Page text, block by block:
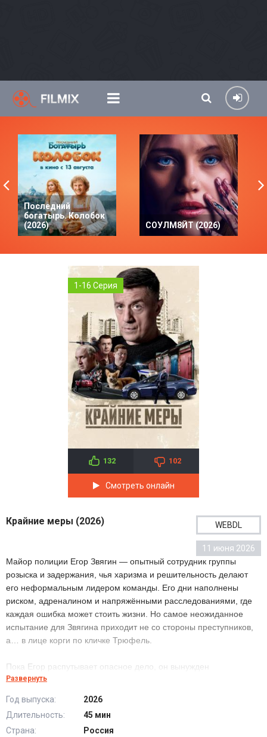
Последний
богатырь. Колобок
(2026)
СОУЛМ8ЙТ (2026)
1-16 Серия
132 102
Смотреть онлайн
Крайние меры (2026) WEBDL
11 июня 2026
Майор полиции Егор Звягин — опытный сотрудник группы
розыска и задержания, чья харизма и решительность делают
его неформальным лидером команды. Его дни наполнены
риском, адреналином и напряжёнными расследованиями, где
каждая ошибка может стоить жизни. Но самое неожиданное
испытание для Звягина приходит не со стороны преступников,
а… в лице корги по кличке Трюфель.
Пока Егор распутывает опасное дело, он вынужден
параллельно находить общий язык с упрямым и
может оказаться не просто милой обузой, а ключом к разгадке,
которую майор совсем не ожидал найти.
Развернуть
Год выпуска:
2026
Длительность:
45 мин
Страна:
Россия